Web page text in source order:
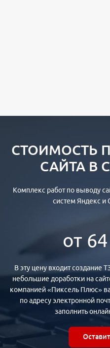
СТОИМОСТЬ
САЙТА В
Комплекс работ по выводу
систем Яндекс и
от
В эту цену входит создание
небольшие доработки на
компанией «Пиксель Плюс»
по адресу электронной
заполнить